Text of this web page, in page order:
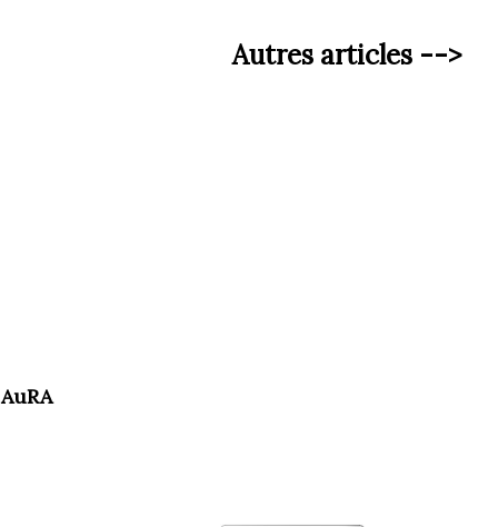
Autres articles -->